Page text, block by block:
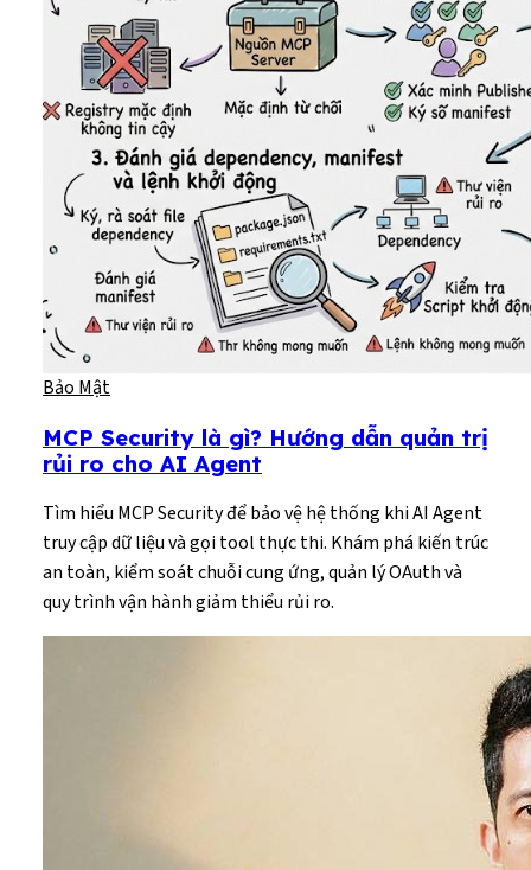
Bảo Mật
MCP Security là gì? Hướng dẫn quản trị
rủi ro cho AI Agent
Tìm hiểu MCP Security để bảo vệ hệ thống khi AI Agent
truy cập dữ liệu và gọi tool thực thi. Khám phá kiến trúc
an toàn, kiểm soát chuỗi cung ứng, quản lý OAuth và
quy trình vận hành giảm thiểu rủi ro.